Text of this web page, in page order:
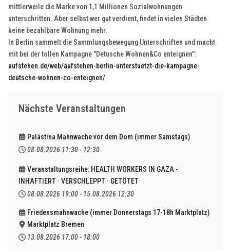
mittlerweile die Marke von 1,1 Millionen Sozialwohnungen
unterschritten. Aber selbst wer gut verdient, findet in vielen Städten
keine bezahlbare Wohnung mehr.
In Berlin sammelt die Sammlungsbewegung Unterschriften und macht
mit bei der tollen Kampagne "Detusche Wohnen&Co enteignen":
aufstehen.de/web/aufstehen-berlin-unterstuetzt-die-kampagne-
deutsche-wohnen-co-enteignen/
Nächste Veranstaltungen
Palästina Mahnwache vor dem Dom (immer Samstags)
08.08.2026 11:30 - 12:30
Veranstaltungsreihe: HEALTH WORKERS IN GAZA -
INHAFTIERT · VERSCHLEPPT · GETÖTET
08.08.2026 19:00 - 15.08.2026 12:30
Friedensmahnwache (immer Donnerstags 17-18h Marktplatz)
Marktplatz Bremen
13.08.2026 17:00 - 18:00